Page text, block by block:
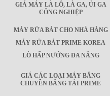
GIÁ MÁY LÀ LÔ, LÀ GA, ỦI GA
CÔNG NGHIỆP
MÁY RỬA BÁT CHO NHÀ HÀNG
MÁY RỬA BÁT PRIME KOREA
LÒ HẤP NƯỚNG ĐA NĂNG
GIÁ CÁC LOẠI MÁY BĂNG
CHUYỀN BĂNG TẢI PRIME